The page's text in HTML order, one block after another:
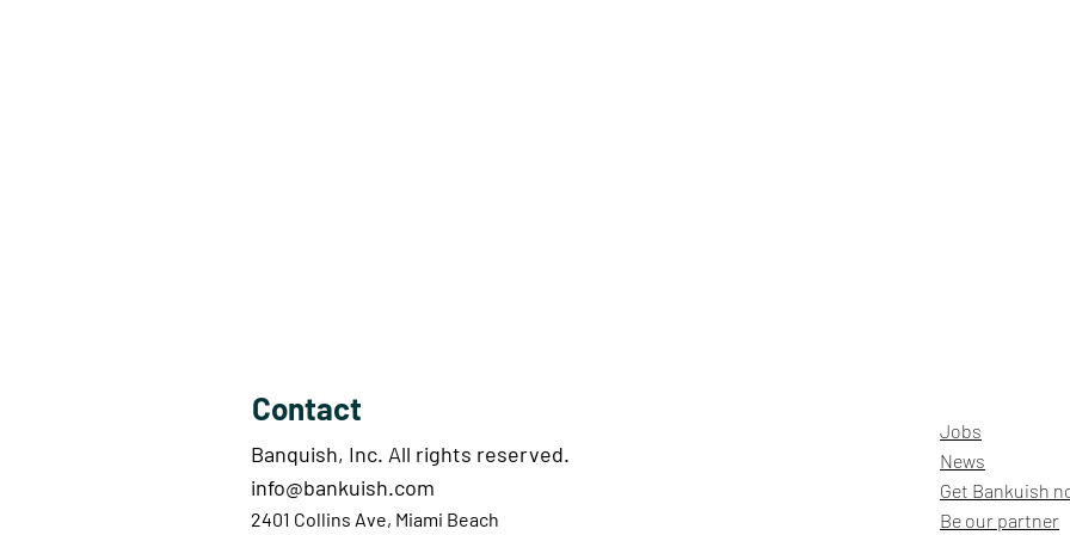
Contact
Banquish, Inc. All rights reserved.
info@bankuish.com
2401 Collins Ave, Miami Beach
Jobs
News
Get Bankuish
Be our partner